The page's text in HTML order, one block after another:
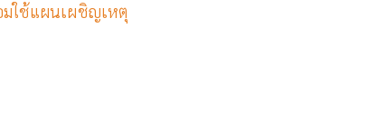
มใช้แผนเผชิญเหตุ